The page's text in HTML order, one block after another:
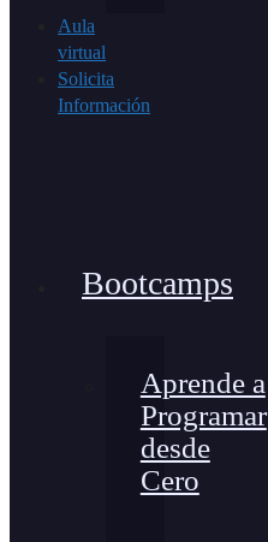
Aula
virtual
Solicita
Información
Bootcamps
Aprende a
Programar
desde
Cero